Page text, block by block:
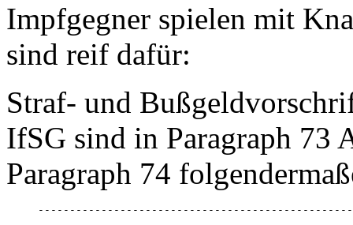
Impfgegner spielen mit
sind reif dafür:
Straf- und
IfSG sind in Paragraph 73
Paragraph 74